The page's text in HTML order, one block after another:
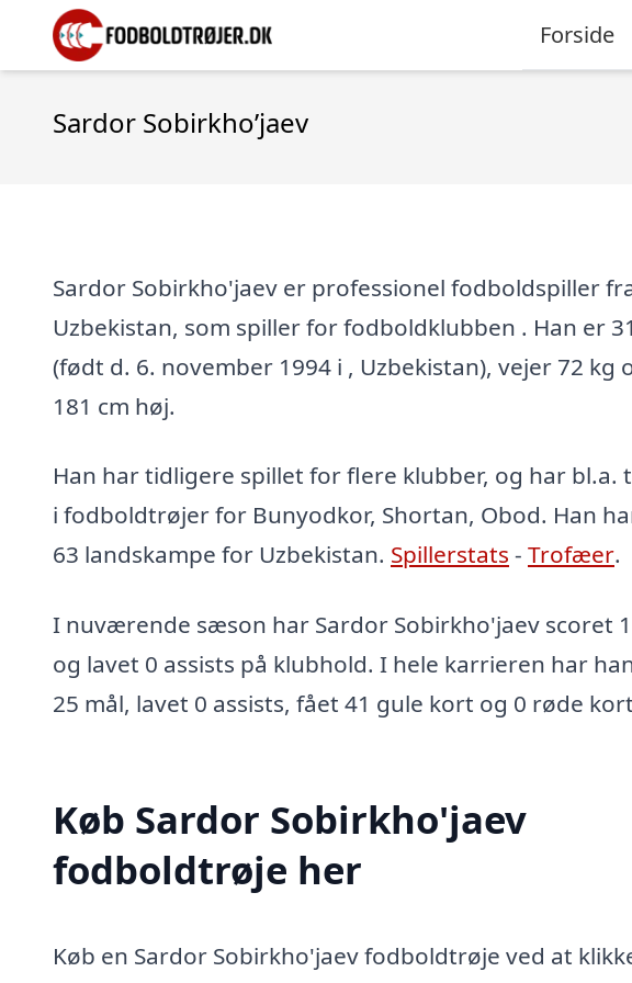
Forside
Sardor Sobirkho’jaev
Sardor Sobirkho'jaev er professionel fodboldspiller
Uzbekistan, som spiller for fodboldklubben . Han er
(født d. 6. november 1994 i , Uzbekistan), vejer 72 kg
181 cm høj.
Han har tidligere spillet for flere klubber, og har bl.a.
i fodboldtrøjer for Bunyodkor, Shortan, Obod. Han
63 landskampe for Uzbekistan. Spillerstats - Trofæer.
I nuværende sæson har Sardor Sobirkho'jaev scoret
og lavet 0 assists på klubhold. I hele karrieren har
25 mål, lavet 0 assists, fået 41 gule kort og 0 røde
Køb Sardor Sobirkho'jaev
fodboldtrøje her
Køb en Sardor Sobirkho'jaev fodboldtrøje ved at